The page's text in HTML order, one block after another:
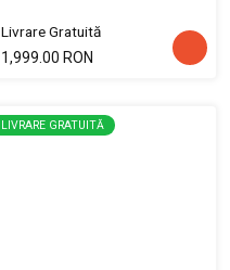
Livrare Gratuită
1,999.00 RON
LIVRARE GRATUITĂ